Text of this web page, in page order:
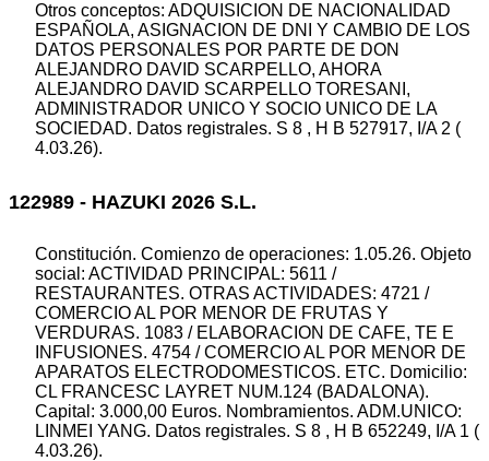
Otros conceptos: ADQUISICION DE NACIONALIDAD
ESPAÑOLA, ASIGNACION DE DNI Y CAMBIO DE LOS
DATOS PERSONALES POR PARTE DE DON
ALEJANDRO DAVID SCARPELLO, AHORA
ALEJANDRO DAVID SCARPELLO TORESANI,
ADMINISTRADOR UNICO Y SOCIO UNICO DE LA
SOCIEDAD. Datos registrales. S 8 , H B 527917, I/A 2 (
4.03.26).
122989 - HAZUKI 2026 S.L.
Constitución. Comienzo de operaciones: 1.05.26. Objeto
social: ACTIVIDAD PRINCIPAL: 5611 /
RESTAURANTES. OTRAS ACTIVIDADES: 4721 /
COMERCIO AL POR MENOR DE FRUTAS Y
VERDURAS. 1083 / ELABORACION DE CAFE, TE E
INFUSIONES. 4754 / COMERCIO AL POR MENOR DE
APARATOS ELECTRODOMESTICOS. ETC. Domicilio:
CL FRANCESC LAYRET NUM.124 (BADALONA).
Capital: 3.000,00 Euros. Nombramientos. ADM.UNICO:
LINMEI YANG. Datos registrales. S 8 , H B 652249, I/A 1 (
4.03.26).